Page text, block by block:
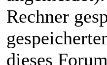
Rechner
dieses